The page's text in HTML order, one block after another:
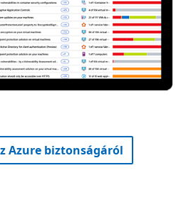
Azure biztonságáról